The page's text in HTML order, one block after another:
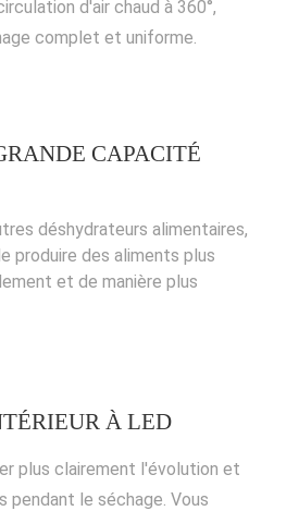
d'air chaud à 360°,
complet et uniforme.
CAPACITÉ
déshydrateurs alimentaires,
produire des aliments plus
et de manière plus
À LED
plus clairement l'évolution et
pendant le séchage. Vous